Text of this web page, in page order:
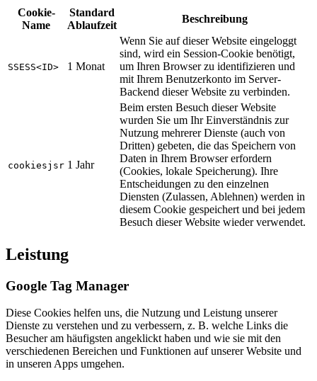
Cookie-
Name
Standard
Ablaufzeit
Beschreibung
SSESS<ID> 1 Monat
Wenn Sie auf dieser Website eingeloggt
sind, wird ein Session-Cookie benötigt,
um Ihren Browser zu identifizieren und
mit Ihrem Benutzerkonto im Server-
Backend dieser Website zu verbinden.
cookiesjsr 1 Jahr
Beim ersten Besuch dieser Website
wurden Sie um Ihr Einverständnis zur
Nutzung mehrerer Dienste (auch von
Dritten) gebeten, die das Speichern von
Daten in Ihrem Browser erfordern
(Cookies, lokale Speicherung). Ihre
Entscheidungen zu den einzelnen
Diensten (Zulassen, Ablehnen) werden in
diesem Cookie gespeichert und bei jedem
Besuch dieser Website wieder verwendet.
Leistung
Google Tag Manager
Diese Cookies helfen uns, die Nutzung und Leistung unserer
Dienste zu verstehen und zu verbessern, z. B. welche Links die
Besucher am häufigsten angeklickt haben und wie sie mit den
verschiedenen Bereichen und Funktionen auf unserer Website und
in unseren Apps umgehen.